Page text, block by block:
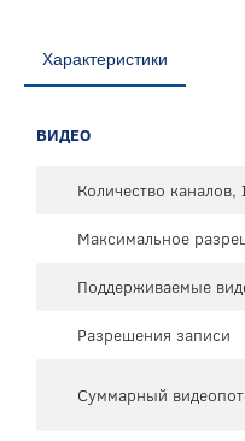
Характеристики
ВИДЕО
Количество каналов,
Максимальное
Поддерживаемые
Разрешения записи
Суммарный